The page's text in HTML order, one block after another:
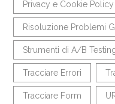
Privacy e Cookie Policy
Risoluzione Problemi
Strumenti di A/B
Tracciare Errori
Tracciare Form